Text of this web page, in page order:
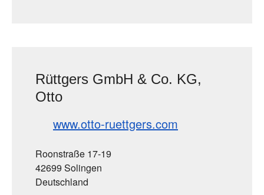
Rüttgers GmbH & Co. KG,
Otto
www.otto-ruettgers.com
Roonstraße 17-19
42699 Solingen
Deutschland